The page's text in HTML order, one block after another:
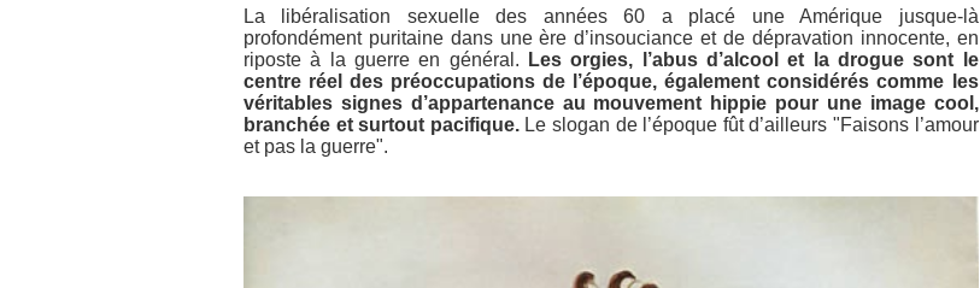
La libéralisation sexuelle des années 60 a placé une Amérique jusque-là
profondément puritaine dans une ère d’insouciance et de dépravation innocente, en
riposte à la guerre en général.
Les orgies, l’abus d’alcool et la drogue sont le
centre réel des préoccupations de l’époque, également considérés comme les
véritables signes d’appartenance au mouvement hippie pour une image cool,
branchée et surtout pacifique.Le slogan de l’époque fût d’ailleurs "Faisons l’amour
et pas la guerre".